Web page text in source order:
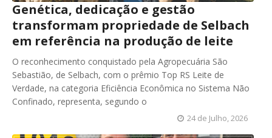
Genética, dedicação e gestão
transformam propriedade de Selbach
em referência na produção de leite
O reconhecimento conquistado pela Agropecuária São
Sebastião, de Selbach, com o prêmio Top RS Leite de
Verdade, na categoria Eficiência Econômica no Sistema Não
Confinado, representa, segundo o
24 de Julho, 2026